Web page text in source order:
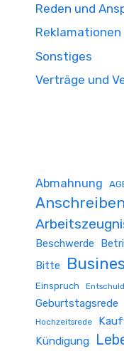
Reden und
Sonstiges
Verträge und
Abmahnung
Anschreiben
Beschwerde
Bitte
Einspruch
Geburtstagsrede
Hochzeitsrede
Kündigung